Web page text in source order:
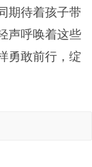
期待着孩子带
声呼唤着这些
勇敢前行，绽